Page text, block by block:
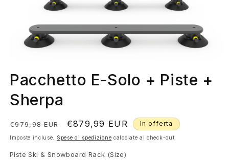
multimediali
1
in
finestra
Pacchetto E-Solo + Piste +
Sherpa
Prezzo
di
€979,98 EUR
Prezzo
scontato
€879,99 EUR In offerta
Imposte incluse. Spese di spedizione calcolate al check-out.
Piste Ski & Snowboard Rack (Size)